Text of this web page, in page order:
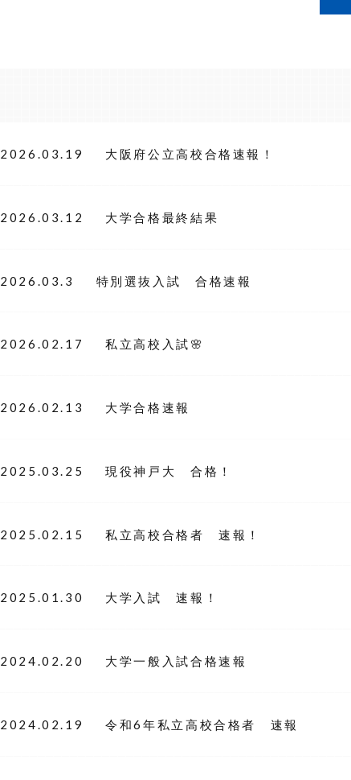
2026.03.19 大阪府公立高校合格速報！
2026.03.12 大学合格最終結果
2026.03.3 特別選抜入試 合格速報
2026.02.17 私立高校入試🌸
2026.02.13 大学合格速報
2025.03.25 現役神戸大 合格！
2025.02.15 私立高校合格者 速報！
2025.01.30 大学入試 速報！
2024.02.20 大学一般入試合格速報
2024.02.19 令和6年私立高校合格者 速報